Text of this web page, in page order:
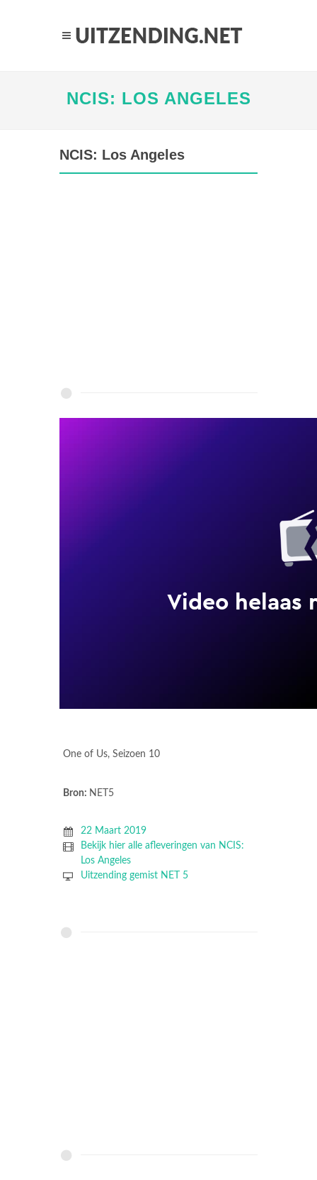
NCIS: LOS ANGELES
NCIS: Los Angeles
One of Us, Seizoen 10
Bron: NET5
22 Maart 2019
Bekijk hier alle afleveringen van NCIS:
Los Angeles
Uitzending gemist NET 5